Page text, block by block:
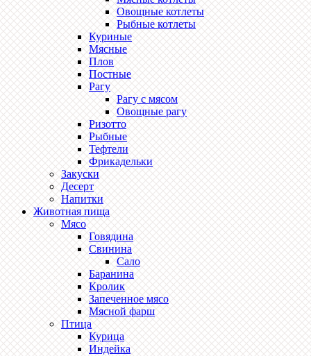
Овощные котлеты
Рыбные котлеты
Куриные
Мясные
Плов
Постные
Рагу
Рагу с мясом
Овощные рагу
Ризотто
Рыбные
Тефтели
Фрикадельки
Закуски
Десерт
Напитки
Животная пища
Мясо
Говядина
Свинина
Сало
Баранина
Кролик
Запеченное мясо
Мясной фарш
Птица
Курица
Индейка